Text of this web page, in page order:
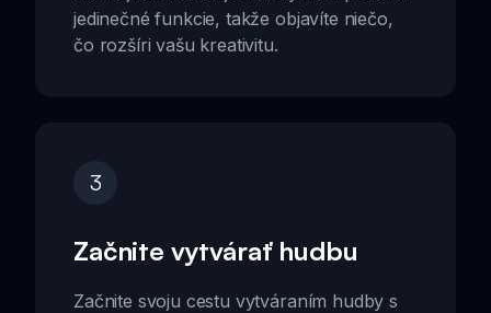
jedinečné funkcie, takže objavíte niečo,
čo rozšíri vašu kreativitu.
3
Začnite vytvárať hudbu
Začnite svoju cestu vytváraním hudby s